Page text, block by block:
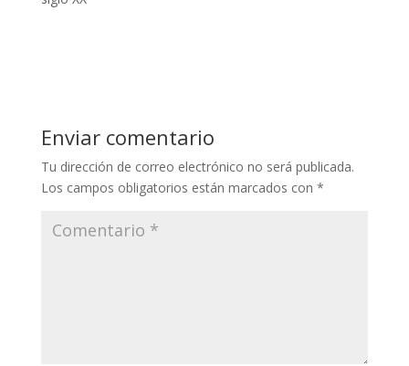
Enviar comentario
Tu dirección de correo electrónico no será publicada.
Los campos obligatorios están marcados con *